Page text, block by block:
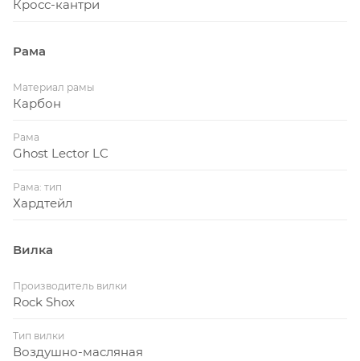
Кросс-кантри
Рама
Материал рамы
Карбон
Рама
Ghost Lector LC
Рама: тип
Хардтейл
Вилка
Производитель вилки
Rock Shox
Тип вилки
Воздушно-масляная